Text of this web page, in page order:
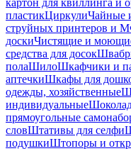
картон для квиллинга и
пластикЦиркулиЧайные
струйных принтеров и
доскиЧистящие и
средства для досок
полаШилоШкафчики и
аптечкиШкафы для
одежды, хозяйственные
индивидуальные
прямоугольные
словШтативы для селфи
подушкиШтопоры и